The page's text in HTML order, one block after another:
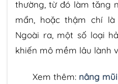
thường, từ đó làm tăng
mẩn, hoặc thậm chí
Ngoài ra, một số loại
khiến mô mềm lâu lành
Xem thêm: nâng